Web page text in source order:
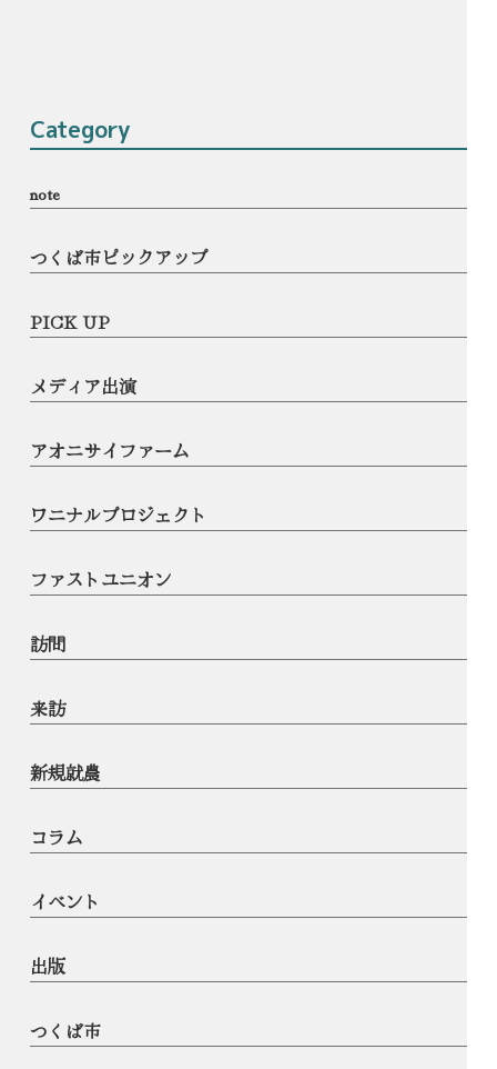
Category
note
つくば市ピックアップ
PICK UP
メディア出演
アオニサイファーム
ワニナルプロジェクト
ファストユニオン
訪問
来訪
新規就農
コラム
イベント
出版
つくば市